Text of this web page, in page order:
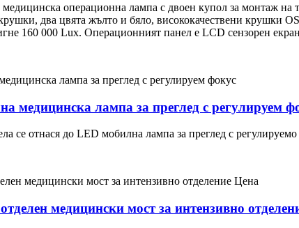
операционна лампа с двоен купол за монтаж на
два цвята жълто и бяло, висококачествени крушки
160 000 Lux. Операционният панел е LCD сензорен
медицинска лампа за преглед с регулируем
се отнася до LED мобилна лампа за преглед с
медицински мост за интензивно